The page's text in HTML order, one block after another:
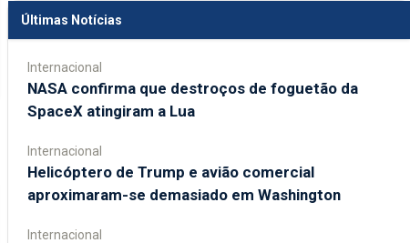
Últimas Notícias
Internacional
NASA confirma que destroços de foguetão da
SpaceX atingiram a Lua
Internacional
Helicóptero de Trump e avião comercial
aproximaram-se demasiado em Washington
Internacional